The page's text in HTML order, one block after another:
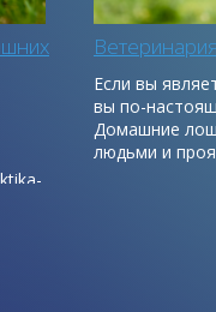
Если вы
вы по-
Домашние
людьми и